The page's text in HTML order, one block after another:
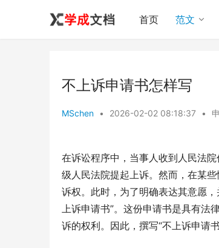
首页 范文
不上诉申请书怎样写
MSchen • 2026-02-02 08:18:37 •
在诉讼程序中，当事人收到人民法
级人民法院提起上诉。然而，在某
诉权。此时，为了明确表达其意愿
上诉申请书”。这份申请书是具有法
诉的权利。因此，撰写“不上诉申请